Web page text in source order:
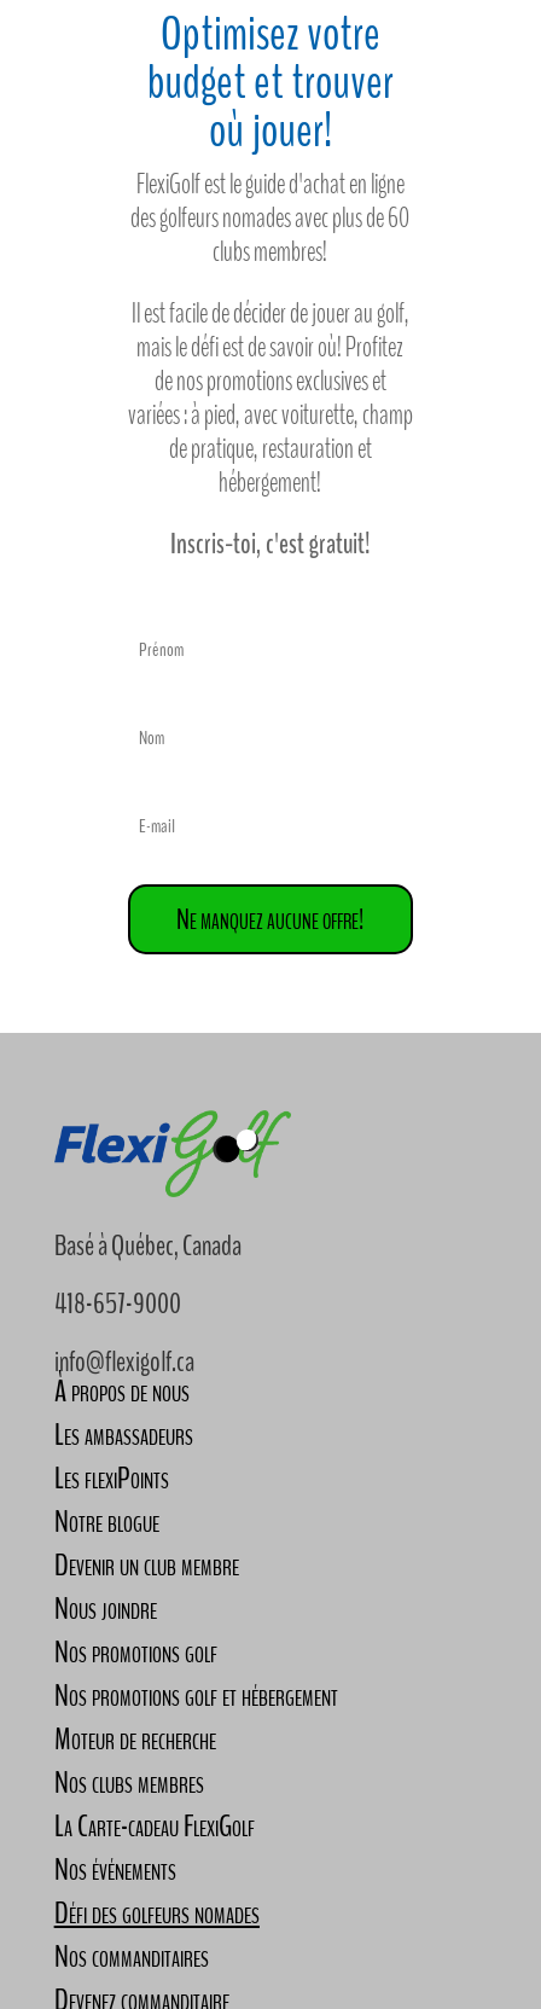
Optimisez votre
budget et trouver
où jouer!
FlexiGolf est le guide d'achat en ligne
des golfeurs nomades avec plus de 60
clubs membres!
Il est facile de décider de jouer au golf,
mais le défi est de savoir où! Profitez
de nos promotions exclusives et
variées : à pied, avec voiturette, champ
de pratique, restauration et
hébergement!
Inscris-toi, c'est gratuit!
Ne manquez aucune offre!
Basé à Québec, Canada
418-657-9000
info@flexigolf.ca
À propos de nous
Les ambassadeurs
Les flexiPoints
Notre blogue
Devenir un club membre
Nous joindre
Nos promotions golf
Nos promotions golf et hébergement
Moteur de recherche
Nos clubs membres
La Carte-cadeau FlexiGolf
Nos événements
Défi des golfeurs nomades
Nos commanditaires
Devenez commanditaire